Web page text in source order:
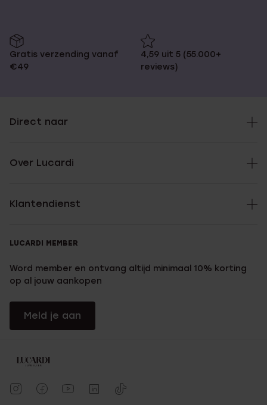
Gratis verzending vanaf
€49
4,59 uit 5 (55.000+
reviews)
Direct naar
Over Lucardi
Klantendienst
LUCARDI MEMBER
Word member en ontvang altijd minimaal 10% korting
op al jouw aankopen
Meld je aan